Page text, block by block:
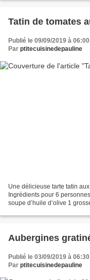
Tatin de tomates
Publié le 09/09/2019 à 06:00
Par ptitecuisinedepauline
Une délicieuse tarte tatin
Ingrédients pour 6
soupe d’huile d’olive 1
Aubergines
Publié le 03/09/2019 à 06:30
Par ptitecuisinedepauline